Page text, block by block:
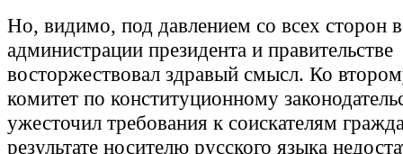
Но, видимо, под давлением со всех сторон в
администрации президента и правительстве
восторжествовал здравый смысл. Ко
комитет по конституционному
ужесточил требования к соискателям
результате носителю русского языка